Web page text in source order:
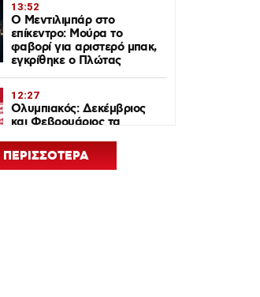
13:52
Ο Μεντιλιμπάρ στο
επίκεντρο: Μούρα το
φαβορί για αριστερό μπακ,
εγκρίθηκε ο Πλώτας
12:27
Ολυμπιακός: Δεκέμβριος
και Φεβρουάριος τα
Παναθηναϊκό στη
EuroLeague 2026-27
ΠΕΡΙΣΣΟΤΕΡΑ